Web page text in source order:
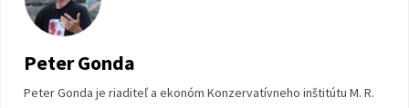
Peter Gonda
Peter Gonda je riaditeľ a ekonóm Konzervatívneho inštitútu M. R.